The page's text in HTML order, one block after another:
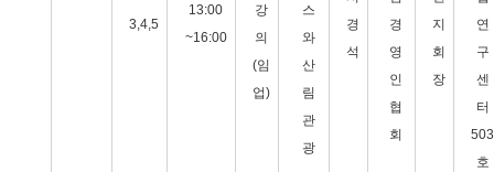
3,4,5
13:00
~16:00
강
의
(임
업)
스
와
산
림
관
광
경
석
경
영
인
협
회
지
회
장
연
구
센
터
503
호